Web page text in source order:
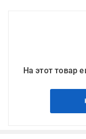
На этот товар